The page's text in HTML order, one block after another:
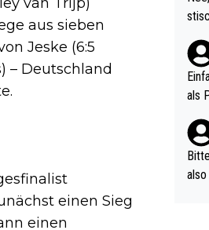
aus sieben
Jeske (6:5
– Deutschland
einen Sieg
einen
(in
als
nes
ttler
vV
als